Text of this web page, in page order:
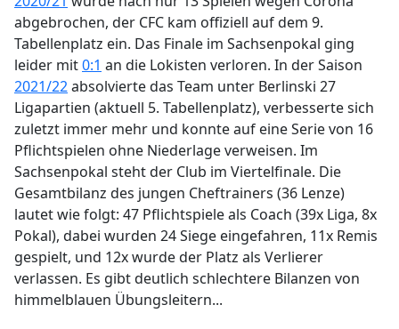
abgebrochen, der CFC kam offiziell auf dem 9.
Tabellenplatz ein. Das Finale im Sachsenpokal ging
leider mit0:1 an die Lokisten verloren. In der Saison
2021/22absolvierte das Team unter Berlinski 27
Ligapartien (aktuell 5. Tabellenplatz), verbesserte sich
zuletzt immer mehr und konnte auf eine Serie von 16
Pflichtspielen ohne Niederlage verweisen. Im
Sachsenpokal steht der Club im Viertelfinale. Die
Gesamtbilanz des jungen Cheftrainers (36 Lenze)
lautet wie folgt: 47 Pflichtspiele als Coach (39x Liga, 8x
Pokal), dabei wurden 24 Siege eingefahren, 11x Remis
gespielt, und 12x wurde der Platz als Verlierer
verlassen. Es gibt deutlich schlechtere Bilanzen von
himmelblauen Übungsleitern...